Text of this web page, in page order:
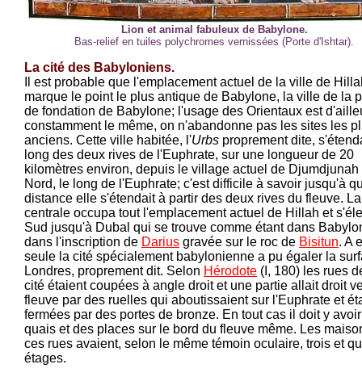
Lion et animal fabuleux de Babylone.
Bas-relief en tuiles polychromes vernissées (Porte d'Ishtar).
La cité des Babyloniens.
Il est probable que l'emplacement actuel de la ville de
marque le point le plus antique de Babylone, la ville de la
de fondation de Babylone; l'usage des Orientaux est
constamment le même, on n'abandonne pas les sites les
anciens. Cette ville habitée, l'Urbs proprement dite,
long des deux rives de l'Euphrate, sur une longueur de 20
kilomètres environ, depuis le village actuel de Djumdjunah
Nord, le long de l'Euphrate; c'est difficile à savoir jusqu'à
distance elle s'étendait à partir des deux rives du fleuve.
centrale occupa tout l'emplacement actuel de Hillah et
Sud jusqu'à Dubal qui se trouve comme étant dans
dans l'inscription de Darius gravée sur le roc de Bisitun. A
seule la cité spécialement babylonienne a pu égaler la
Londres, proprement dit. Selon Hérodote (I, 180) les rues
cité étaient coupées à angle droit et une partie allait droit
fleuve par des ruelles qui aboutissaient sur l'Euphrate et
fermées par des portes de bronze. En tout cas il doit y
quais et des places sur le bord du fleuve même. Les
ces rues avaient, selon le même témoin oculaire, trois et
étages.